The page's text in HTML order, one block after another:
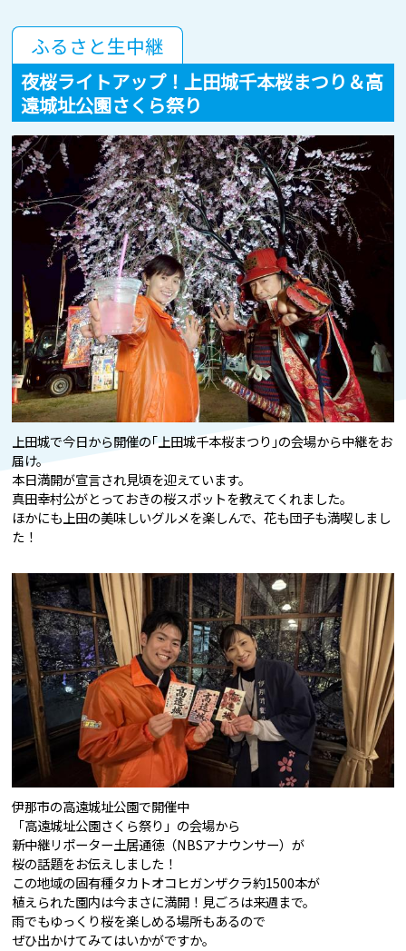
ふるさと生中継
夜桜ライトアップ！上田城千本桜まつり＆高
遠城址公園さくら祭り
上田城で今日から開催の｢上田城千本桜まつり｣の会場から中継をお
届け。
本日満開が宣言され見頃を迎えています。
真田幸村公がとっておきの桜スポットを教えてくれました。
ほかにも上田の美味しいグルメを楽しんで、花も団子も満喫しまし
た！
伊那市の高遠城址公園で開催中
「高遠城址公園さくら祭り」の会場から
新中継リポーター土居通徳（NBSアナウンサー）が
桜の話題をお伝えしました！
この地域の固有種タカトオコヒガンザクラ約1500本が
植えられた園内は今まさに満開！見ごろは来週まで。
雨でもゆっくり桜を楽しめる場所もあるので
ぜひ出かけてみてはいかがですか。